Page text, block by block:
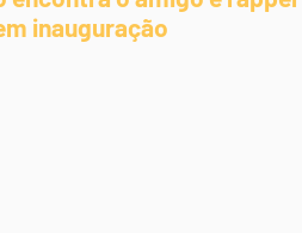
inauguração